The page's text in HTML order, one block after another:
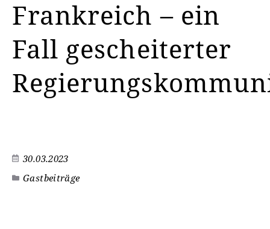
Frankreich – ein
Fall gescheiterter
30.03.2023
Gastbeiträge